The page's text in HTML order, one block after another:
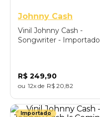
Johnny Cash
Vinil Johnny Cash -
Songwriter - Importado
R$ 249,90
12 R$ 20 82
Importado